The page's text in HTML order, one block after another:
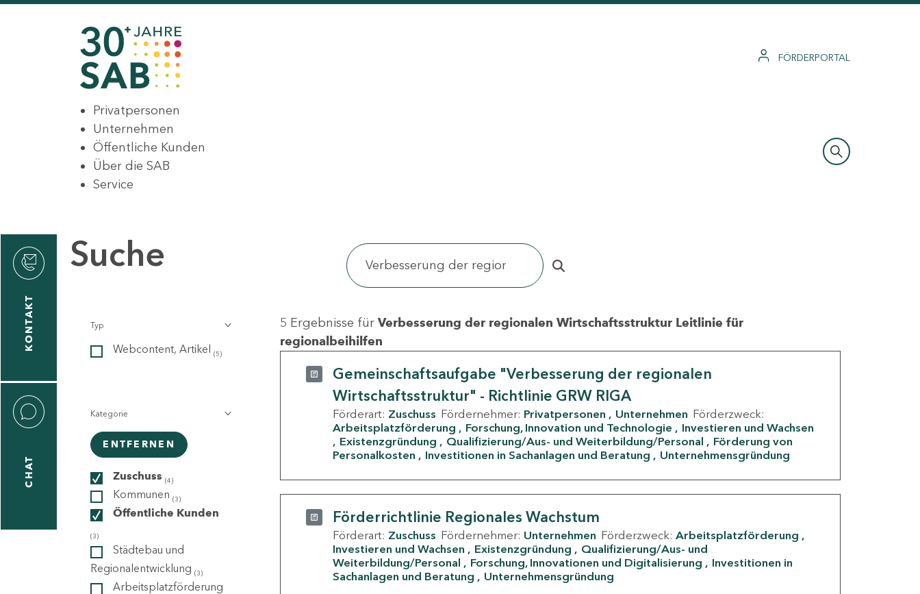
FÖRDERPORTAL
Privatpersonen
Unternehmen
Öffentliche Kunden
Über die SAB
Service
KONTAKT
CHAT
Suche
Typ
Webcontent, Artikel (5)
Kategorie
ENTFERNEN
Zuschuss (4)
Kommunen (3)
Öffentliche Kunden
(3)
Städtebau und
Regionalentwicklung (3)
Arbeitsplatzförderung
5 Ergebnisse für Verbesserung der regionalen Wirtschaftsstruktur Leitlinie für
regionalbeihilfen
Gemeinschaftsaufgabe "Verbesserung der regionalen
Wirtschaftsstruktur" - Richtlinie GRW RIGA
Förderart: Zuschuss Fördernehmer: Privatpersonen Unternehmen Förderzweck:
Arbeitsplatzförderung
Forschung, Innovation und Technologie
Investieren und Wachsen
Existenzgründung
Qualifizierung/Aus- und Weiterbildung/Personal
Förderung von
Personalkosten
Investitionen in Sachanlagen und Beratung Unternehmensgründung
Förderrichtlinie Regionales Wachstum
Förderart: Zuschuss Fördernehmer: Unternehmen Förderzweck: Arbeitsplatzförderung
Investieren und Wachsen
Existenzgründung
Qualifizierung/Aus- und
Weiterbildung/Personal
Forschung, Innovationen und Digitalisierung
Investitionen in
Sachanlagen und Beratung
Unternehmensgründung